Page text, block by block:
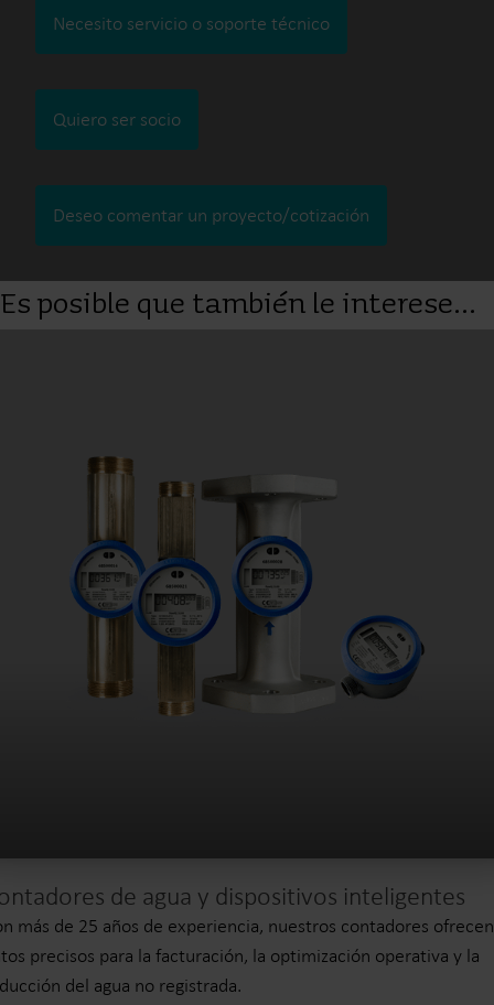
Necesito servicio o soporte técnico
Quiero ser socio
Deseo comentar un proyecto/cotización
Es posible que también le interese...
de agua y dispositivos inteligentes
más de 25 años de experiencia, nuestros contadores ofrecen
precisos para la facturación, la optimización operativa y la
del agua no registrada.